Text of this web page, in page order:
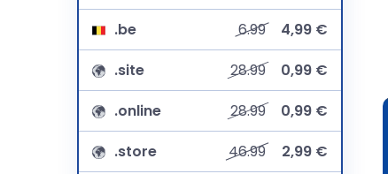
.be
6.99
4,99 €
.site
28.99
0,99 €
.online
28.99
0,99 €
.store
46.99
2,99 €